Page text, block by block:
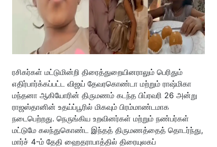
ரசிகர்கள் மட்டுமின்றி திரைத்துறையினராலும் பெரிதும்
எதிர்பார்க்கப்பட்ட விஜய் தேவரகொண்டா மற்றும் ராஷ்மிகா
மந்தனா ஆகியோரின் திருமணம் கடந்த பிப்ரவரி 26 அன்று
ராஜஸ்தானின் உதய்ப்பூரில் மிகவும் பிரம்மாண்டமாக
நடைபெற்றது. நெருங்கிய உறவினர்கள் மற்றும் நண்பர்கள்
மட்டுமே கலந்துகொண்ட இந்தத் திருமணத்தைத் தொடர்ந்து,
மார்ச் 4-ம் தேதி ஹைதராபாத்தில் திரையுலகப்